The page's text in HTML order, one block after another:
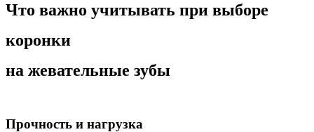
Что важно учитывать при выборе
коронки
на жевательные зубы
Прочность и нагрузка